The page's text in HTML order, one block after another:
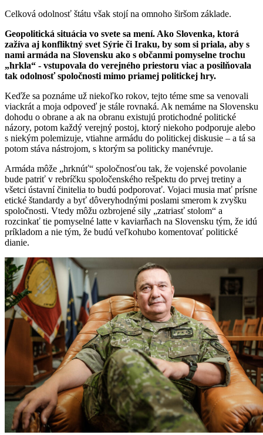
Celková odolnosť štátu však stojí na omnoho širšom základe.
Geopolitická situácia vo svete sa mení. Ako Slovenka, ktorá
zažíva aj konfliktný svet Sýrie či Iraku, by som si priala, aby s
nami armáda na Slovensku ako s občanmi pomyselne trochu
„hrkla“ - vstupovala do verejného priestoru viac a posilňovala
tak odolnosť spoločnosti mimo priamej politickej hry.
Keďže sa poznáme už niekoľko rokov, tejto téme sme sa venovali
viackrát a moja odpoveď je stále rovnaká. Ak nemáme na Slovensku
dohodu o obrane a ak na obranu existujú protichodné politické
názory, potom každý verejný postoj, ktorý niekoho podporuje alebo
s niekým polemizuje, vtiahne armádu do politickej diskusie – a tá sa
potom stáva nástrojom, s ktorým sa politicky manévruje.
Armáda môže „hrknúť“ spoločnosťou tak, že vojenské povolanie
bude patriť v rebríčku spoločenského rešpektu do prvej tretiny a
všetci ústavní činitelia to budú podporovať. Vojaci musia mať prísne
etické štandardy a byť dôveryhodnými poslami smerom k zvyšku
spoločnosti. Vtedy môžu ozbrojené sily „zatriasť stolom“ a
rozcinkať tie pomyselné latte v kaviarňach na Slovensku tým, že idú
príkladom a nie tým, že budú veľkohubo komentovať politické
dianie.